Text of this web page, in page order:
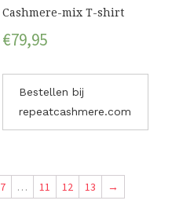
Cashmere-mix T-shirt
€79,95
Bestellen bij
repeatcashmere.com
7 … 11 12 13 →